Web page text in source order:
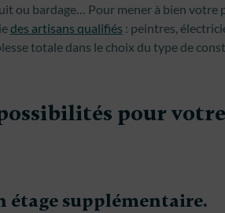
ou bardage… Pour mener à bien
des artisans qualifiés : peintres,
totale dans le choix du type de
pour
étage supplémentaire.